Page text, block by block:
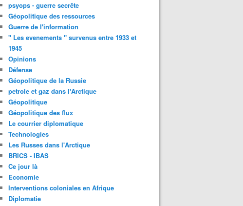
psyops - guerre secrête
Géopolitique des ressources
Guerre de l'information
" Les evenements " survenus entre 1933 et
1945
Opinions
Défense
Géopolitique de la Russie
petrole et gaz dans l'Arctique
Géopolitique
Géopolitique des flux
Le courrier diplomatique
Technologies
Les Russes dans l'Arctique
BRICS - IBAS
Ce jour là
Economie
Interventions coloniales en Afrique
Diplomatie